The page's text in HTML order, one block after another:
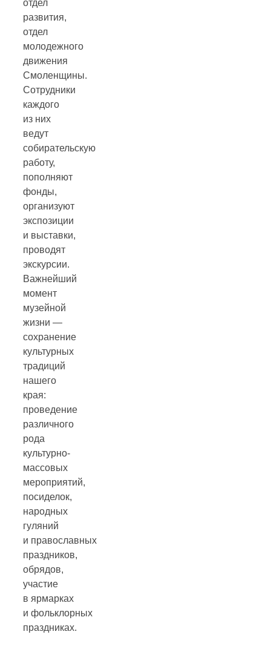
отдел
развития,
отдел
молодежного
движения
Смоленщины.
Сотрудники
каждого
из них
ведут
собирательскую
работу,
пополняют
фонды,
организуют
экспозиции
и выставки,
проводят
экскурсии.
Важнейший
момент
музейной
жизни —
сохранение
культурных
традиций
нашего
края:
проведение
различного
рода
культурно-
массовых
мероприятий,
посиделок,
народных
гуляний
и православных
праздников,
обрядов,
участие
в ярмарках
и фольклорных
праздниках.